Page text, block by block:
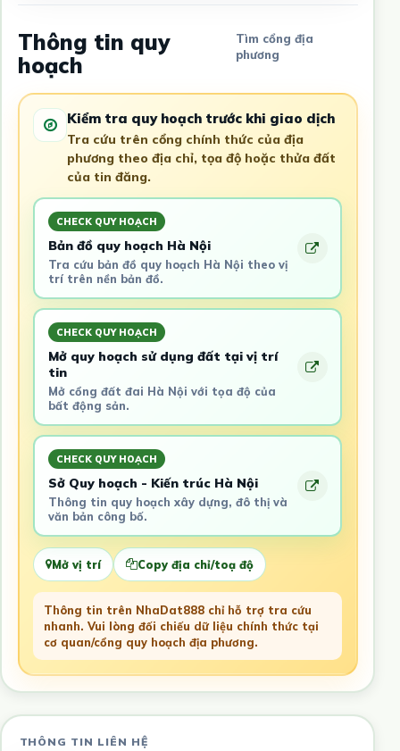
Thông tin quy
hoạch
Tìm cổng địa
phương
Kiểm tra quy hoạch trước khi giao dịch
Tra cứu trên cổng chính thức của địa
phương theo địa chỉ, tọa độ hoặc thửa đất
của tin đăng.
CHECK QUY HOẠCH
Bản đồ quy hoạch Hà Nội
Tra cứu bản đồ quy hoạch Hà Nội theo vị
trí trên nền bản đồ.
CHECK QUY HOẠCH
Mở quy hoạch sử dụng đất tại vị trí
tin
Mở cổng đất đai Hà Nội với tọa độ của
bất động sản.
CHECK QUY HOẠCH
Sở Quy hoạch - Kiến trúc Hà Nội
Thông tin quy hoạch xây dựng, đô thị và
văn bản công bố.
Mở vị trí Copy địa chỉ/toạ độ
Thông tin trên NhaDat888 chỉ hỗ trợ tra cứu
nhanh. Vui lòng đối chiếu dữ liệu chính thức tại
cơ quan/cổng quy hoạch địa phương.
THÔNG TIN LIÊN HỆ